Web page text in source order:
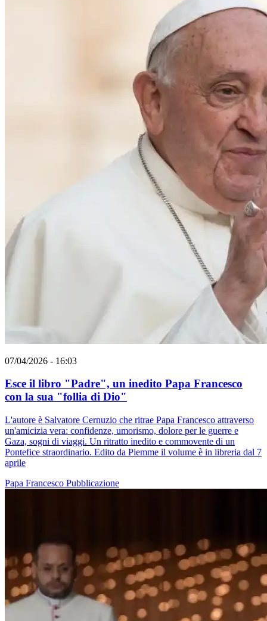
07/04/2026 - 16:03
Esce il libro "Padre", un inedito Papa Francesco
con la sua "follia di Dio"
L'autore è Salvatore Cernuzio che ritrae Papa Francesco attraverso
un'amicizia vera: confidenze, umorismo, dolore per le guerre e
Gaza, sogni di viaggi. Un ritratto inedito e commovente di un
Pontefice straordinario. Edito da Piemme il volume è in libreria dal 7
aprile
Papa Francesco Pubblicazione